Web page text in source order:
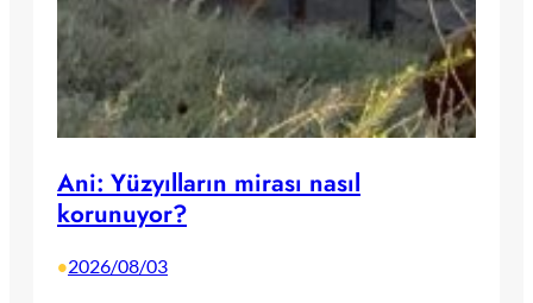
Ani: Yüzyılların mirası nasıl
korunuyor?
•2026/08/03